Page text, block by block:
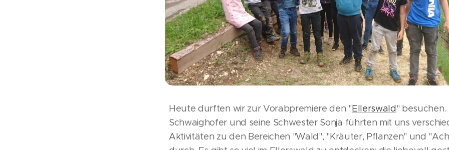
Heute durften wir zur Vorabpremiere den "Ellerswald" besuchen.
Schwaighofer und seine Schwester Sonja führten mit uns
Aktivitäten zu den Bereichen "Wald", "Kräuter, Pflanzen" und